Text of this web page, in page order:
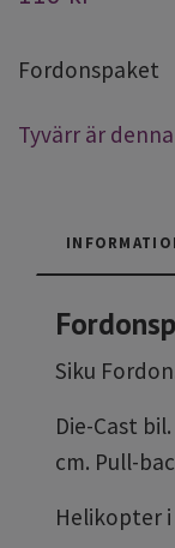
Fordonspaket
Tyvärr är
Siku
Die-Cast
cm. Pull-
Helikopter